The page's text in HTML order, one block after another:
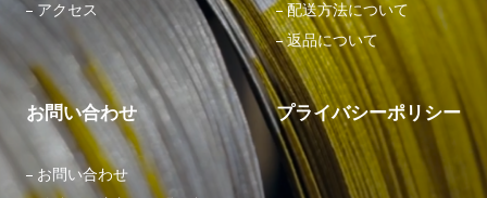
アクセス
配送方法について
返品について
お問い合わせ
お問い合わせ
プライバシーポリシー